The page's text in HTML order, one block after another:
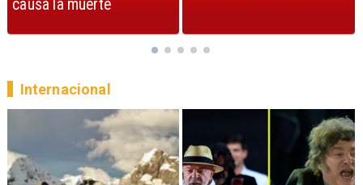
Internacional